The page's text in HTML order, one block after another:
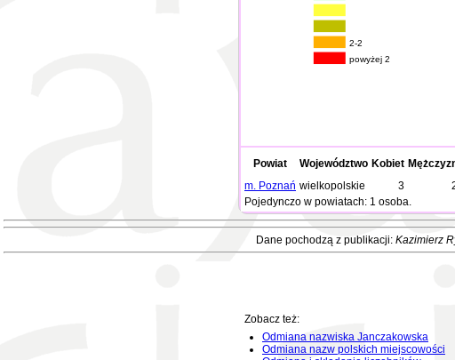
2-2
powyżej 2
Powiat Województwo Kobiet
m. Poznań wielkopolskie 3
Pojedynczo w powiatach: 1 osoba.
Dane pochodzą z publikacji: Kazimierz
Zobacz też:
Odmiana nazwiska Janczakowska
Odmiana nazw polskich miejscowości